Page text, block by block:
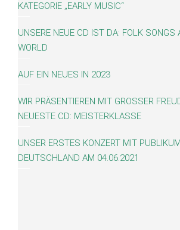
KATEGORIE „EARLY MUSIC“
UNSERE NEUE CD IST DA: FOLK SONGS
WORLD
AUF EIN NEUES IN 2023
WIR PRÄSENTIEREN MIT GROSSER
EUESTE CD: MEISTERKLASSE
UNSER ERSTES KONZERT MIT
DEUTSCHLAND AM 04.06.2021